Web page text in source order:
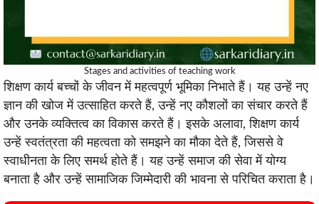
Stages and activities of teaching work
शिक्षण कार्य बच्चों के जीवन में महत्वपूर्ण भूमिका निभाते हैं। यह उन्हें नए
ज्ञान की खोज में उत्साहित करते हैं, उन्हें नए कौशलों का संचार करते हैं
और उनके व्यक्तित्व का विकास करते हैं। इसके अलावा, शिक्षण कार्य
उन्हें स्वतंत्रता की महत्वता को समझने का मौका देते हैं, जिससे वे
स्वाधीनता के लिए समर्थ होते हैं। यह उन्हें समाज की सेवा में योग्य
बनाता है और उन्हें सामाजिक जिम्मेदारी की भावना से परिचित कराता है।